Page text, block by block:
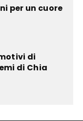
per un cuore
di
di Chia